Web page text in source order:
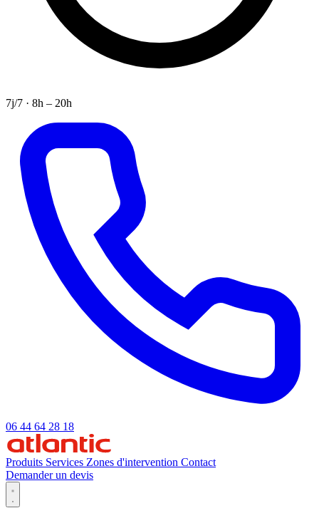
7j/7 · 8h – 20h
06 44 64 28 18
Produits Services Zones d'intervention Contact
Demander un devis